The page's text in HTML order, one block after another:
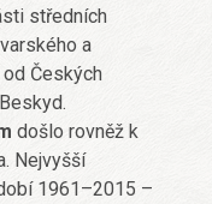
středních
a
Českých
došlo rovněž k
Nejvyšší
1961–2015 –